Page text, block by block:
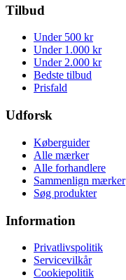
Tilbud
Under 500 kr
Under 1.000 kr
Under 2.000 kr
Bedste tilbud
Prisfald
Udforsk
Køberguider
Alle mærker
Alle forhandlere
Sammenlign mærker
Søg produkter
Information
Privatlivspolitik
Servicevilkår
Cookiepolitik